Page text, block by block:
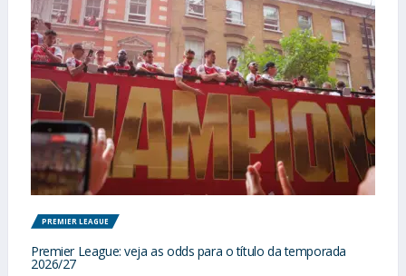
PREMIER LEAGUE
Premier League: veja as odds para o título da temporada
2026/27